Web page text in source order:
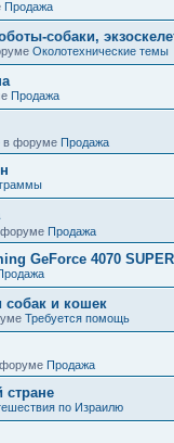
Продажа
собаки,
Околотехнические темы
Продажа
в форуме Продажа
Продажа
GeForce 4070 SUPER
собак и кошек
Требуется помощь
Продажа
стране
по Израилю